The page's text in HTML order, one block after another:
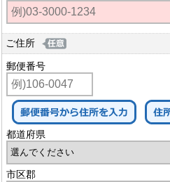
ご住所
郵便番号
都道府県
市区郡